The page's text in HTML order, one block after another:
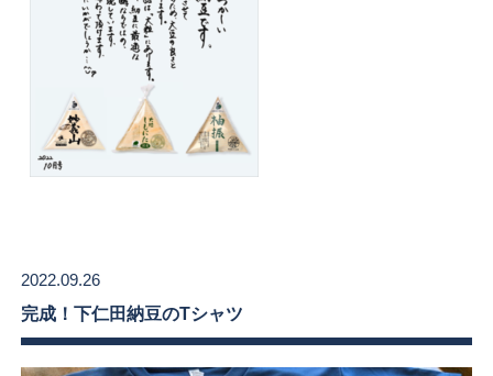
2022.09.26
完成！下仁田納豆のTシャツ